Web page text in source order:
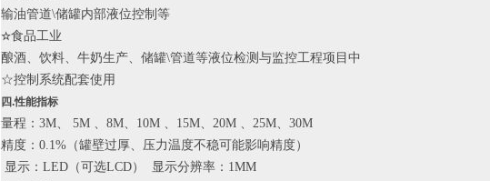
输油管道\储罐内部液位控制等
☆食品工业
酿酒、饮料、牛奶生产、储罐\管道等液位检测与监控工程项目中
☆控制系统配套使用
四.性能指标
量程：3M、 5M 、8M、10M 、15M、20M 、25M、30M
精度：0.1%（罐壁过厚、压力温度不稳可能影响精度）
显示：LED（可选LCD） 显示分辨率：1MM